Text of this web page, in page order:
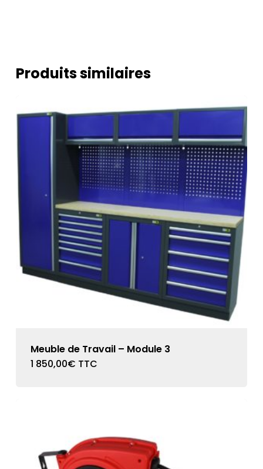
Produits similaires
Meuble de Travail – Module 3
1 850,00€ TTC